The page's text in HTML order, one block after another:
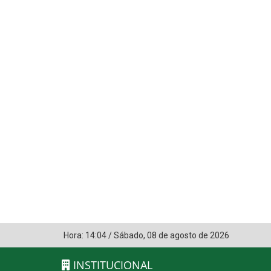
Hora: 14:04/Sábado, 08 de agosto de 2026
INSTITUCIONAL